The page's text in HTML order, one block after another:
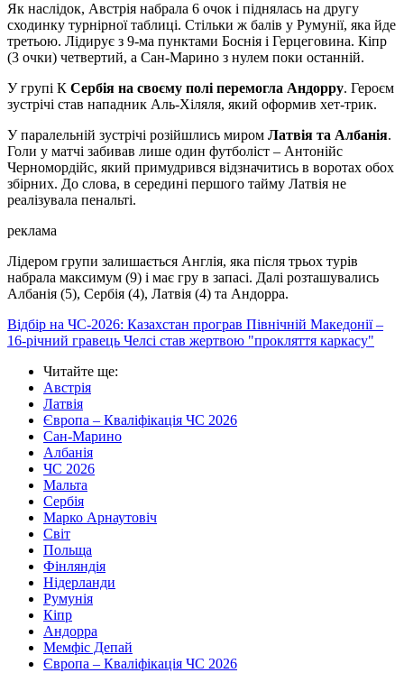
Як наслідок, Австрія набрала 6 очок і піднялась на другу
сходинку турнірної таблиці. Стільки ж балів у Румунії, яка йде
третьою. Лідирує з 9-ма пунктами Боснія і Герцеговина. Кіпр
(3 очки) четвертий, а Сан-Марино з нулем поки останній.
У групі К Сербія на своєму полі перемогла Андорру. Героєм
зустрічі став нападник Аль-Хіляля, який оформив хет-трик.
У паралельній зустрічі розійшлись миром Латвія та Албанія.
Голи у матчі забивав лише один футболіст – Антонійс
Черномордійс, який примудрився відзначитись в воротах обох
збірних. До слова, в середині першого тайму Латвія не
реалізувала пенальті.
реклама
Лідером групи залишається Англія, яка після трьох турів
набрала максимум (9) і має гру в запасі. Далі розташувались
Албанія (5), Сербія (4), Латвія (4) та Андорра.
Відбір на ЧС-2026: Казахстан програв Північній Македонії –
16-річний гравець Челсі став жертвою "прокляття каркасу"
Читайте ще:
Австрія
Латвія
Європа – Кваліфікація ЧС 2026
Сан-Марино
Албанія
ЧС 2026
Мальта
Сербія
Марко Арнаутовіч
Світ
Польща
Фінляндія
Нідерланди
Румунія
Кіпр
Андорра
Мемфіс Депай
Європа – Кваліфікація ЧС 2026